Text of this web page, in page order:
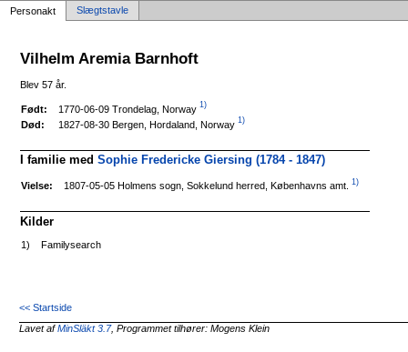
Personakt Slægtstavle
Vilhelm Aremia Barnhoft
Blev 57 år.
Født: 1770-06-09 Trondelag, Norway 1)
Død: 1827-08-30 Bergen, Hordaland, Norway 1)
I familie medSophie Fredericke Giersing (1784 - 1847)
Vielse: 1807-05-05 Holmens sogn, Sokkelund herred, Københavns amt. 1)
Kilder
1) Familysearch
<< Startside
Lavet afMinSläkt 3.7, Programmet tilhører: Mogens Klein